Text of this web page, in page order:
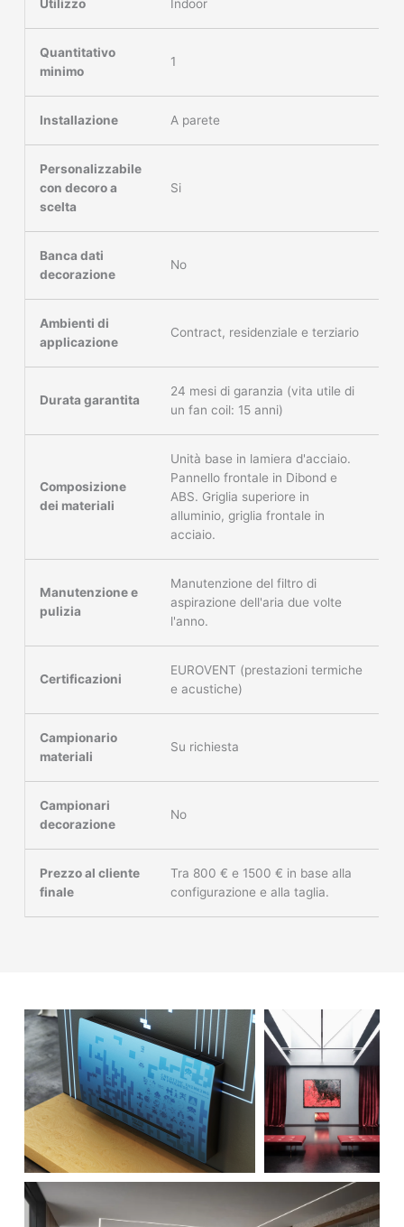
Utilizzo Indoor
Quantitativo
minimo
1
Installazione A parete
Personalizzabile
con decoro a
scelta
Si
Banca dati
decorazione
No
Ambienti di
applicazione
Contract, residenziale e terziario
Durata garantita
24 mesi di garanzia (vita utile di
un fan coil: 15 anni)
Composizione
dei materiali
Unità base in lamiera d'acciaio.
Pannello frontale in Dibond e
ABS. Griglia superiore in
alluminio, griglia frontale in
acciaio.
Manutenzione e
pulizia
Manutenzione del filtro di
aspirazione dell'aria due volte
l'anno.
Certificazioni
EUROVENT (prestazioni termiche
e acustiche)
Campionario
materiali
Su richiesta
Campionari
decorazione
No
Prezzo al cliente
finale
Tra 800 € e 1500 € in base alla
configurazione e alla taglia.